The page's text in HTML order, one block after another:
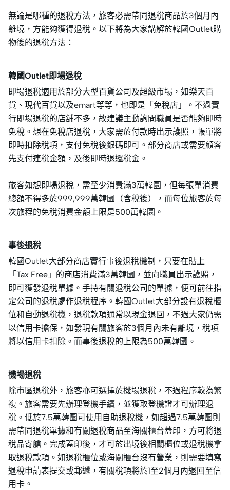
無論是哪種的退稅方法，旅客必需帶同退稅商品於3個月內
離境，方能夠獲得退稅。以下將為大家講解於韓國Outlet購
物後的退稅方法：
韓國Outlet即場退稅
即場退稅適用於部分大型百貨公司及超級市場，如樂天百
貨、現代百貨以及emart等等，也即是「免稅店」。不過實
行即場退稅的店舖不多，故建議主動詢問職員是否能夠即時
免稅。想在免稅店退稅，大家需於付款時出示護照，帳單將
即時扣除稅項，支付免稅後銀碼即可。部分商店或需要顧客
先支付連稅金額，及後即時退還稅金。
旅客如想即場退稅，需至少消費滿3萬韓圜，但每張單消費
總額不得多於999,999萬韓圜（含稅後），而每位旅客於每
次旅程的免稅消費金額上限是500萬韓圜。
事後退稅
韓國Outlet大部分商店實行事後退稅機制，只要在貼上
「Tax Free」的商店消費滿3萬韓圜，並向職員出示護照，
即可獲發退稅單據。手持有關退稅公司的單據，便可前往指
定公司的退稅處作退稅程序。韓國Outlet大部分設有退稅櫃
位和自動退稅機，退稅款項通常以現金退回，不過大家仍需
以信用卡擔保，如發現有關旅客於3個月內未有離境，稅項
將以信用卡扣除。而事後退稅的上限為500萬韓圜。
機場退稅
除市區退稅外，旅客亦可選擇於機場退稅，不過程序較為繁
複。旅客需要先辦理登機手續，並獲取登機證才可辦理退
稅。低於7.5萬韓圜可使用自助退稅機，如超過7.5萬韓圜則
需帶同退稅單據和有關退稅商品至海關櫃台蓋印，方可將退
稅品寄艙。完成蓋印後，才可於出境後相關櫃位或退稅機拿
取退稅款項。如退稅櫃位或海關櫃台沒有營業，則需要填寫
退稅申請表提交或郵遞，有關稅項將於1至2個月內退回至信
用卡。